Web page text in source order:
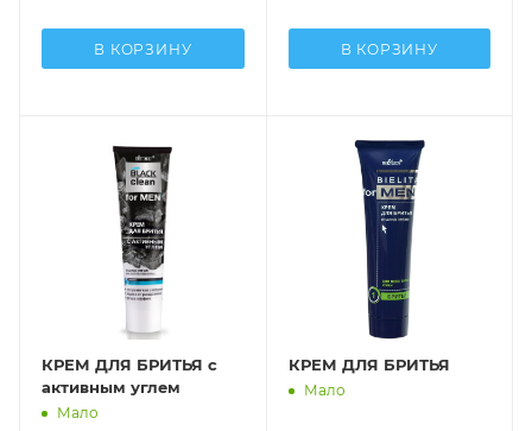
В КОРЗИНУ В КОРЗИНУ
КРЕМ ДЛЯ БРИТЬЯ с
активным углем
Мало
КРЕМ ДЛЯ БРИТЬЯ
Мало